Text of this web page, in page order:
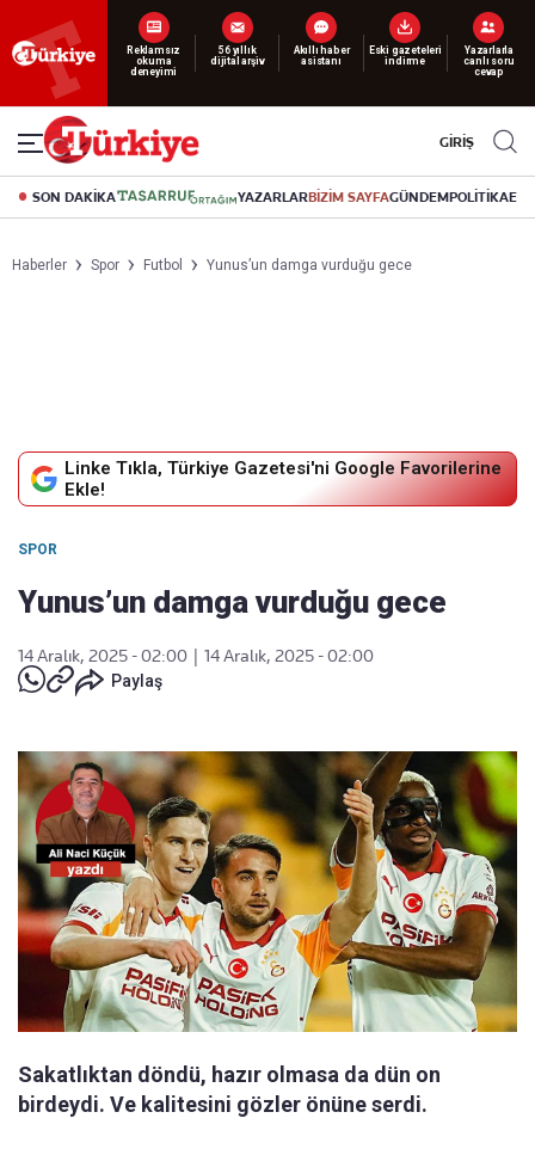
Reklamsız
okuma
deneyimi
56 yıllık
dijital arşiv
Akıllı haber
asistanı
Eski gazeteleri
indirme
Yazarlarla
canlı soru
cevap
GİRİŞ
SON DAKİKA YAZARLARBİZİM SAYFAGÜNDEMPOLİTİKA
Haberler Spor Futbol Yunus’un damga vurduğu gece
Linke Tıkla, Türkiye Gazetesi'ni Google Favorilerine
Ekle!
SPOR
Yunus’un damga vurduğu gece
14 Aralık, 2025 - 02:00
14 Aralık, 2025 - 02:00
Paylaş
Sakatlıktan döndü, hazır olmasa da dün on
birdeydi. Ve kalitesini gözler önüne serdi.